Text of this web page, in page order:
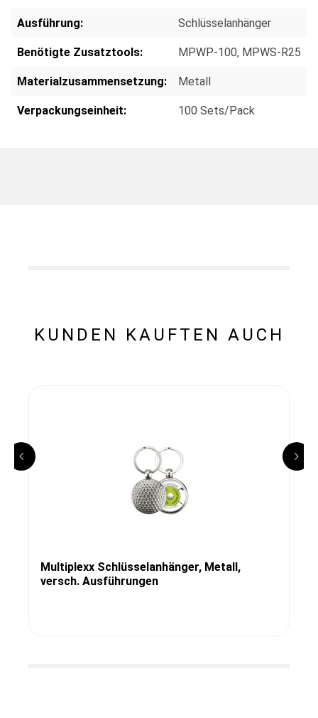
Ausführung: Schlüsselanhänger
Benötigte Zusatztools: MPWP-100, MPWS-R25
Materialzusammensetzung: Metall
Verpackungseinheit: 100 Sets/Pack
KUNDEN KAUFTEN AUCH
Multiplexx Schlüsselanhänger, Metall,
versch. Ausführungen